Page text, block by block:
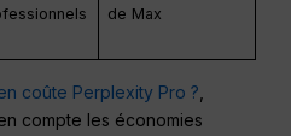
de Max
coûte Perplexity Pro ?,
compte les économies